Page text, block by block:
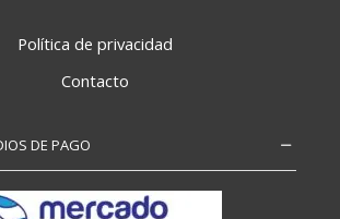
Política de privacidad
Contacto
DE PAGO